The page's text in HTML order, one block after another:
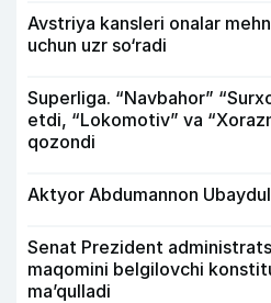
Avstriya kansleri onalar
uchun uzr so‘radi
Superliga. “Navbahor”
etdi, “Lokomotiv” va
qozondi
Aktyor Abdu­mannon
Senat Prezident
maqomini belgilovchi
ma’qulladi